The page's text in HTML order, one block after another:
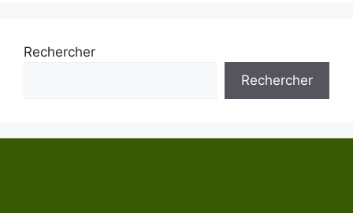
Rechercher
Rechercher